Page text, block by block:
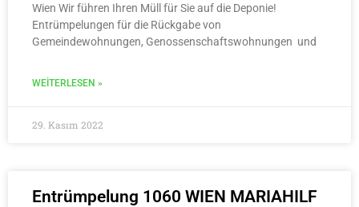
Wien Wir führen Ihren Müll für Sie auf die Deponie!
Entrümpelungen für die Rückgabe von
Gemeindewohnungen, Genossenschaftswohnungen und
WEITERLESEN »
29. Kasım 2022
Entrümpelung 1060 WIEN MARIAHILF